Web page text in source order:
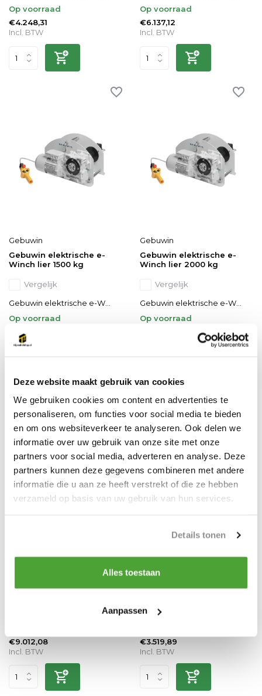
Deze website maakt gebruik van cookies
We gebruiken cookies om content en advertenties te
personaliseren, om functies voor social media te bieden
en om ons websiteverkeer te analyseren. Ook delen we
informatie over uw gebruik van onze site met onze
partners voor social media, adverteren en analyse. Deze
partners kunnen deze gegevens combineren met andere
informatie die u aan ze heeft verstrekt of die ze hebben
verzameld op basis van uw gebruik van hun services.
Details tonen
Alles toestaan
Aanpassen
Op voorraad
€4.248,31
Incl. BTW
Op voorraad
€6.137,12
Incl. BTW
Gebuwin
Gebuwin elektrische e-
Winch lier 1500 kg
Vergelijk
Gebuwin elektrische e-W...
Op voorraad
€6.598,13
Incl. BTW
Gebuwin
Gebuwin elektrische e-
Winch lier 2000 kg
Vergelijk
Gebuwin elektrische e-W...
Op voorraad
Gebuwin elektrische e-W...
€9.012,08
Incl. BTW
€3.519,89
Incl. BTW